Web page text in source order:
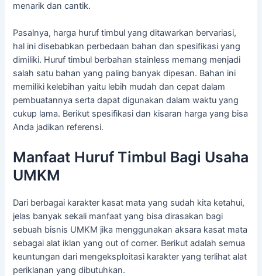
menarik dan cantik.
Pasalnya, harga huruf timbul yang ditawarkan bervariasi,
hal ini disebabkan perbedaan bahan dan spesifikasi yang
dimiliki. Huruf timbul berbahan stainless memang menjadi
salah satu bahan yang paling banyak dipesan. Bahan ini
memiliki kelebihan yaitu lebih mudah dan cepat dalam
pembuatannya serta dapat digunakan dalam waktu yang
cukup lama. Berikut spesifikasi dan kisaran harga yang bisa
Anda jadikan referensi.
Manfaat Huruf Timbul Bagi Usaha
UMKM
Dari berbagai karakter kasat mata yang sudah kita ketahui,
jelas banyak sekali manfaat yang bisa dirasakan bagi
sebuah bisnis UMKM jika menggunakan aksara kasat mata
sebagai alat iklan yang out of corner. Berikut adalah semua
keuntungan dari mengeksploitasi karakter yang terlihat alat
periklanan yang dibutuhkan.